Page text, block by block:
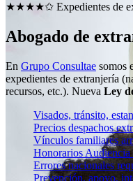
★★★★✩ Expedientes de
Abogado de
En Grupo Consultae somos
expedientes de extranjería
recursos, etc.). Nueva Ley
Visados, tránsito,
Precios despachos
Vínculos familiares
Honorarios
Errores nacionales
Prevención, apoyo,